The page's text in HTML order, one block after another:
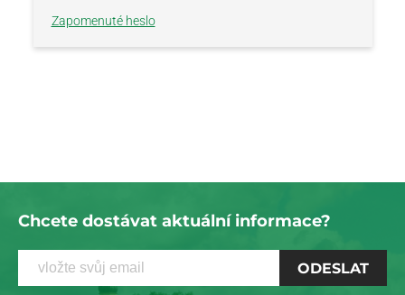
Zapomenuté heslo
Chcete dostávat aktuální informace?